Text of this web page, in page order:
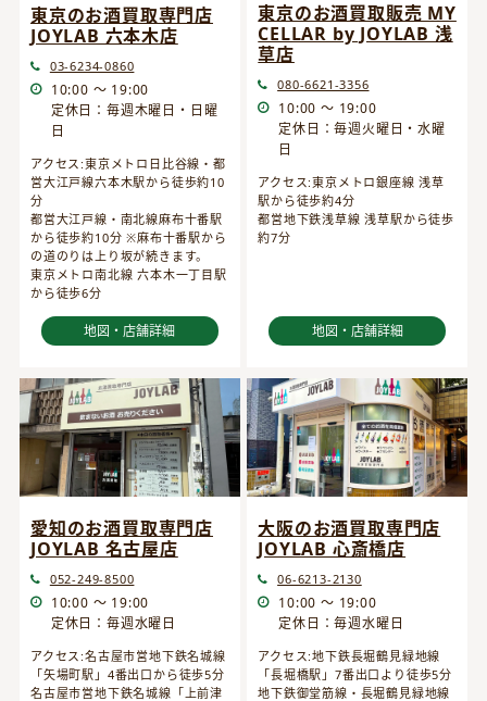
東京のお酒買取専門店
JOYLAB 六本木店
03-6234-0860
10:00 ～ 19:00
定休日：毎週木曜日・日曜
日
アクセス:東京メトロ日比谷線・都
営大江戸線六本木駅から徒歩約10
分
都営大江戸線・南北線麻布十番駅
から徒歩約10分 ※麻布十番駅から
の道のりは上り坂が続きます。
東京メトロ南北線 六本木一丁目駅
から徒歩6分
地図・店舗詳細
東京のお酒買取販売 MY
CELLAR by JOYLAB 浅
草店
080-6621-3356
10:00 ～ 19:00
定休日：毎週火曜日・水曜
日
アクセス:東京メトロ銀座線 浅草
駅から徒歩約4分
都営地下鉄浅草線 浅草駅から徒歩
約7分
地図・店舗詳細
愛知のお酒買取専門店
JOYLAB 名古屋店
052-249-8500
10:00 ～ 19:00
定休日：毎週水曜日
アクセス:名古屋市営地下鉄名城線
「矢場町駅」4番出口から徒歩5分
名古屋市営地下鉄名城線「上前津
大阪のお酒買取専門店
JOYLAB 心斎橋店
06-6213-2130
10:00 ～ 19:00
定休日：毎週水曜日
アクセス:地下鉄長堀鶴見緑地線
「長堀橋駅」7番出口より徒歩5分
地下鉄御堂筋線・長堀鶴見緑地線